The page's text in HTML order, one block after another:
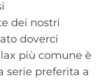
dei nostri
doverci
più comune è
serie preferita a